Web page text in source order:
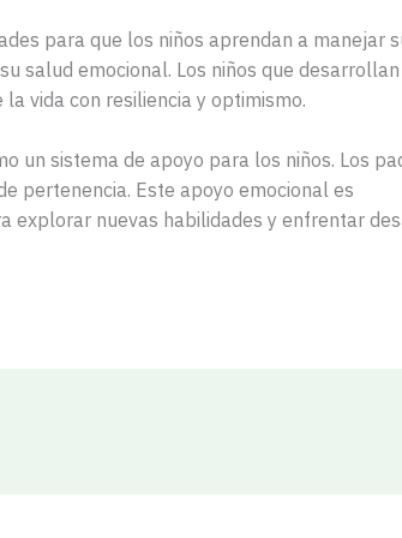
para que los niños aprendan a manejar
salud emocional. Los niños que desarrollan
vida con resiliencia y optimismo.
un sistema de apoyo para los niños. Los
pertenencia. Este apoyo emocional es
explorar nuevas habilidades y enfrentar